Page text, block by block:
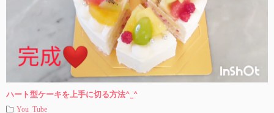
ハート型ケーキを上手に切る方法^_^
You Tube